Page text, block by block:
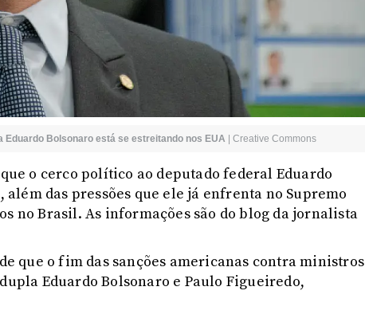
Bolsonaro está se estreitando nos EUA | Creative Commons
o cerco político ao deputado federal Eduardo
das pressões que ele já enfrenta no Supremo
no Brasil. As informações são do blog da jornalista
que o fim das sanções americanas contra ministros
Eduardo Bolsonaro e Paulo Figueiredo,